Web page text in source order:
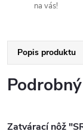
na vás!
Popis produktu
Zatvárací nôž